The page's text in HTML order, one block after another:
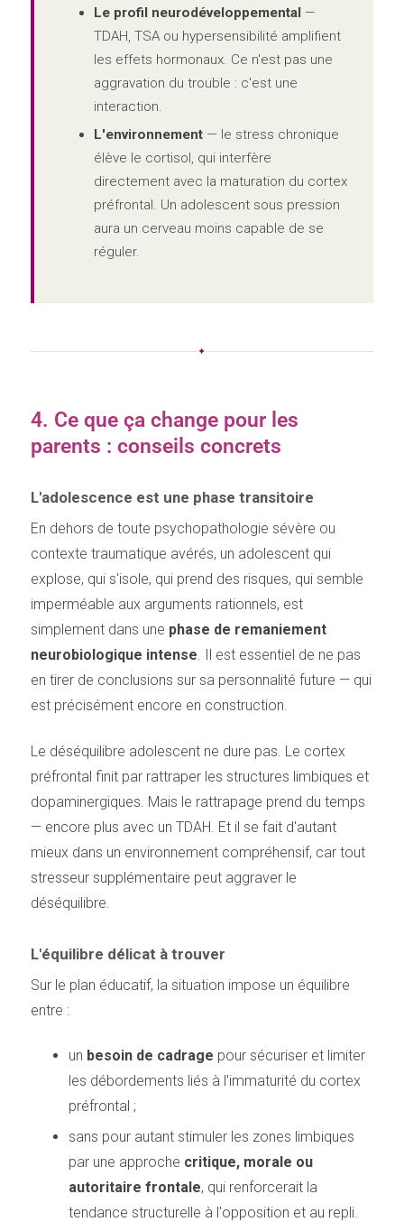
Le profil neurodéveloppemental —
TDAH, TSA ou hypersensibilité amplifient
les effets hormonaux. Ce n'est pas une
aggravation du trouble : c'est une
interaction.
L'environnement — le stress chronique
élève le cortisol, qui interfère
directement avec la maturation du cortex
préfrontal. Un adolescent sous pression
aura un cerveau moins capable de se
réguler.
✦
4. Ce que ça change pour les
parents : conseils concrets
L'adolescence est une phase transitoire
En dehors de toute psychopathologie sévère ou
contexte traumatique avérés, un adolescent qui
explose, qui s'isole, qui prend des risques, qui semble
imperméable aux arguments rationnels, est
simplement dans une phase de remaniement
neurobiologique intense. Il est essentiel de ne pas
en tirer de conclusions sur sa personnalité future — qui
est précisément encore en construction.
Le déséquilibre adolescent ne dure pas. Le cortex
préfrontal finit par rattraper les structures limbiques et
dopaminergiques. Mais le rattrapage prend du temps
— encore plus avec un TDAH. Et il se fait d'autant
mieux dans un environnement compréhensif, car tout
stresseur supplémentaire peut aggraver le
déséquilibre.
L'équilibre délicat à trouver
Sur le plan éducatif, la situation impose un équilibre
entre :
un besoin de cadrage pour sécuriser et limiter
les débordements liés à l'immaturité du cortex
préfrontal ;
sans pour autant stimuler les zones limbiques
par une approche critique, morale ou
autoritaire frontale, qui renforcerait la
tendance structurelle à l'opposition et au repli.